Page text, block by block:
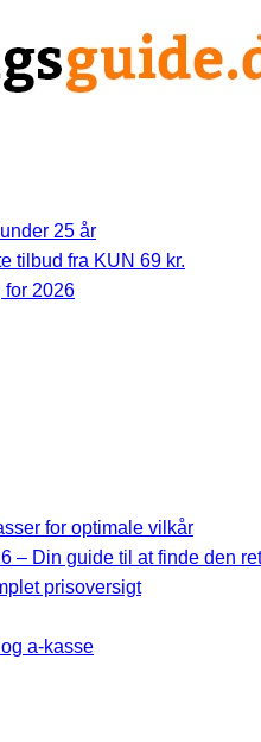
25 år
tilbud fra KUN 69 kr.
for 2026
for optimale vilkår
– Din guide til at finde den
prisoversigt
a-kasse